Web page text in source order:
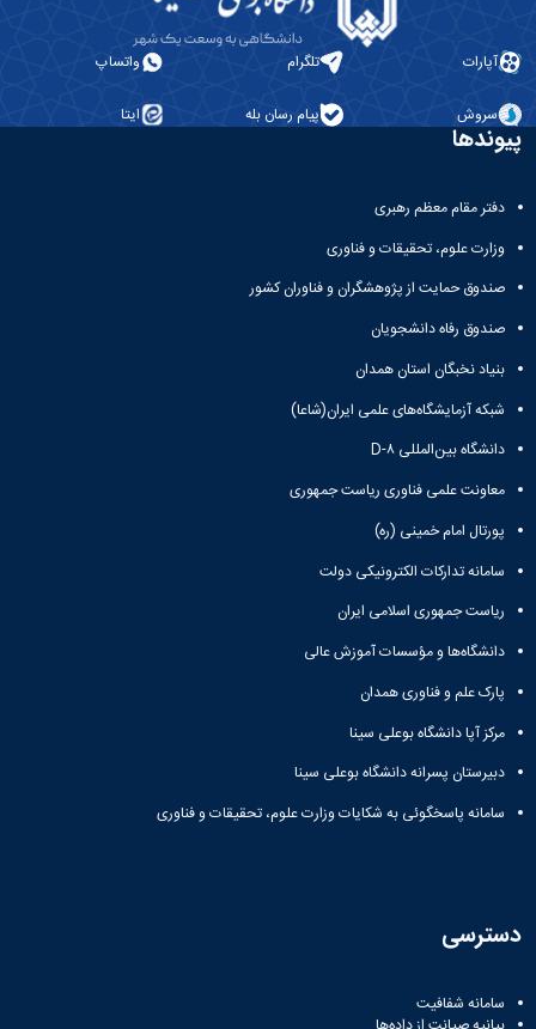
آپارات تلگرام واتساپ
سروش پیام رسان بله ایتا
پیوندها
دفتر مقام معظم رهبری
وزارت علوم، تحقیقات و فناوری
صندوق حمایت از پژوهشگران و فناوران کشور
صندوق رفاه دانشجویان
بنیاد نخبگان استان همدان
شبکه آزمایشگاه‌های علمی ایران(شاعا)
دانشگاه بین‌المللی D-۸
معاونت علمی فناوری ریاست جمهوری
پورتال امام خمینی (ره)
سامانه تدارکات الکترونیکی دولت
ریاست جمهوری اسلامی ایران
دانشگاه‌ها و مؤسسات آموزش عالی
پارک علم و فناوری همدان
مرکز آپا دانشگاه بوعلی سینا
دبیرستان پسرانه دانشگاه بوعلی سینا
سامانه پاسخگوئی به شکایات وزارت علوم، تحقیقات و فناوری
دسترسی
سامانه شفافیت